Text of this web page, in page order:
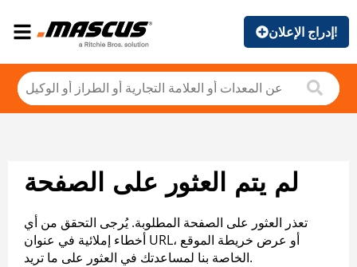
إدراج الإعلان!
لم يتم العثور على الصفحة
تعذر العثور على الصفحة المطلوبة. يُرجى التحقق من أي
أخطاء إملائية في عنوان URL، أو عرض خريطة الموقع
الخاصة بنا لمساعدتك في العثور على ما تريد.